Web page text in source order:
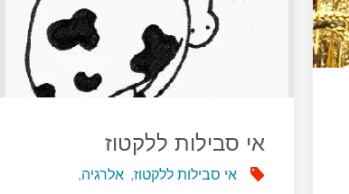
אי סבילות ללקטוז
אי סבילות ללקטוז, אלרגיה,